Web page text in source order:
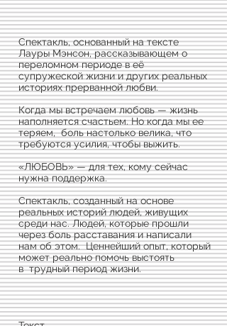
Спектакль, основанный на тексте
Лауры Мэнсон, рассказывающем о
переломном периоде в её
супружеской жизни и других реальных
историях прерванной любви.
Когда мы встречаем любовь — жизнь
наполняется счастьем. Но когда мы ее
теряем, боль настолько велика, что
требуются усилия, чтобы выжить.
«ЛЮБОВЬ» — для тех, кому сейчас
нужна поддержка.
Спектакль, созданный на основе
реальных историй людей, живущих
среди нас. Людей, которые прошли
через боль расставания и написали
нам об этом. Ценнейший опыт, который
может реально помочь выстоять
в трудный период жизни.